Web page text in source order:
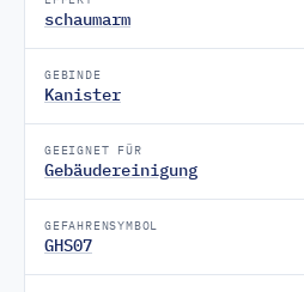
schaumarm
GEBINDE
Kanister
GEEIGNET FÜR
Gebäudereinigung
GEFAHRENSYMBOL
GHS07